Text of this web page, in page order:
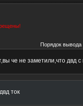
Порядок вывода
че не заметили,что двд
ток